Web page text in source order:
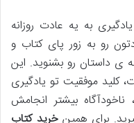
به یه عادت روزانه
رو به زور پای کتاب و
ی داستان رو بشنوید. این
کلید موفقیت تو یادگیری
بیشتر انجامش
برای همینخرید کتاب